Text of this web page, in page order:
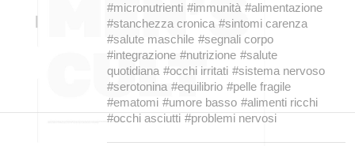
#micronutrienti #immunità #alimentazione
#stanchezza cronica #sintomi carenza
#salute maschile #segnali corpo
#integrazione #nutrizione #salute
quotidiana #occhi irritati #sistema nervoso
#serotonina #equilibrio #pelle fragile
#ematomi #umore basso #alimenti ricchi
#occhi asciutti #problemi nervosi